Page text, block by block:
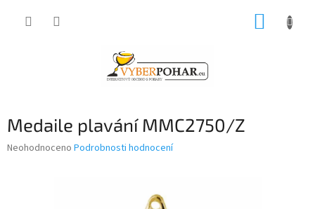
Medaile plavání MMC2750/Z
Průměrné
Neohodnoceno Podrobnosti hodnocení